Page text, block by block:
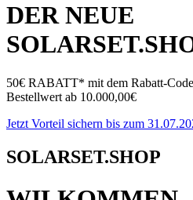
DER NEUE
50€ RABATT* mit dem Rabatt-Code
Bestellwert ab 10.000,00€
Jetzt Vorteil sichern bis zum
SOLARSET.SHOP